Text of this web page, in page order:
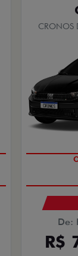
CRONOS
De:
R$